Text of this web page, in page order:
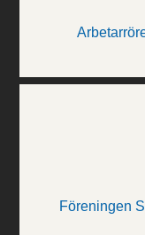
Föreningen